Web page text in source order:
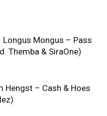
Longus Mongus – Pass
Themba & SiraOne)
Hengst – Cash & Hoes